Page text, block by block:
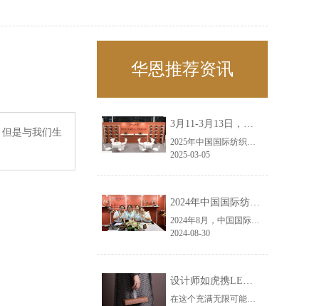
是与我们生
华恩推荐资讯
3月11-3月13日，华恩诚邀您共赴上海面辅料春夏展——华恩
2025年中国国际纺织面料及辅料（春夏）博览会即将盛大开启！感谢您对华恩品牌的关注！3.11-3.13，杭州华恩（LEMONLEE）诚邀您共赴这场春日的宴会！
2025-03-05
2024年中国国际纺织面料及辅料（秋冬）博览会完美收官！——华恩
2024年8月，中国国际纺织面料及辅料（秋冬）博览会完美收官！作为一家拥有30年历史的专业衣架制造商，我们非常荣幸能够参与这一盛会，并在此期间与众多客户进行了广泛而深入的交流。
2024-08-30
设计师如虎携LEMONLEE红雪松礼盒荣获第六届未来·已来香港新锐当代设计奖铜奖
在这个充满无限可能的2024年夏季，LEMONLEE品牌设计师如虎以其非凡的创意与对自然的深刻理解，精心打造的红雪松木球礼盒，在“2024未来·已来——第六届香港新锐当代设计奖”中摘得铜奖。这不仅是对设计师如虎原创设计能力的嘉奖，更是对LEMONLEE品牌的高度认可。